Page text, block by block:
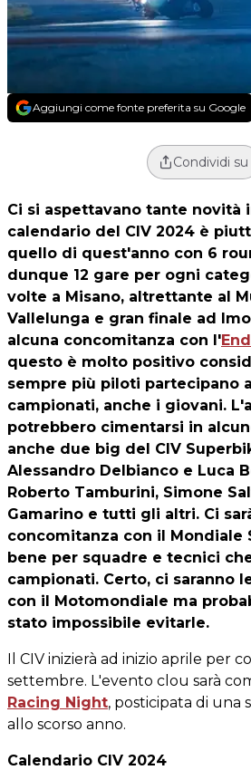
Aggiungi come fonte preferita su Google
Condividi su
Ci si aspettavano tante novità
calendario del CIV 2024 è
quello di quest'anno con 6
dunque 12 gare per ogni
volte a Misano, altrettante al
Vallelunga e gran finale ad
alcuna concomitanza con l'
questo è molto positivo
sempre più piloti partecipano
campionati, anche i giovani.
potrebbero cimentarsi in
anche due big del CIV
Alessandro Delbianco e Luca
Roberto Tamburini, Simone
Gamarino e tutti gli altri. Ci
concomitanza con il Mondiale
bene per squadre e tecnici
campionati. Certo, ci saranno
con il Motomondiale ma
stato impossibile evitarle.
Il CIV inizierà ad inizio aprile per
settembre. L'evento clou sarà
Racing Night, posticipata di una
allo scorso anno.
Calendario CIV 2024